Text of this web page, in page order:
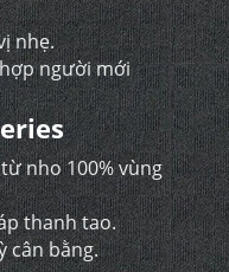
nhẹ.
người mới
nho 100% vùng
thanh tao.
cân bằng.